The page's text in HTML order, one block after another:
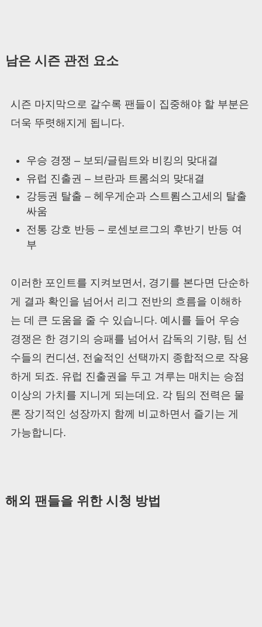
남은 시즌 관전 요소
시즌 마지막으로 갈수록 팬들이 집중해야 할 부분은
더욱 뚜렷해지게 됩니다.
우승 경쟁 – 보되/글림트와 비킹의 맞대결
유럽 진출권 – 브란과 트롬쇠의 맞대결
강등권 탈출 – 헤우게순과 스트룀스고세의 탈출
싸움
전통 강호 반등 – 로센보르그의 후반기 반등 여
부
이러한 포인트를 지켜보면서, 경기를 본다면 단순하
게 결과 확인을 넘어서 리그 전반의 흐름을 이해하
는 데 큰 도움을 줄 수 있습니다. 예시를 들어 우승
경쟁은 한 경기의 승패를 넘어서 감독의 기량, 팀 선
수들의 컨디션, 전술적인 선택까지 종합적으로 작용
하게 되죠. 유럽 진출권을 두고 겨루는 매치는 승점
이상의 가치를 지니게 되는데요. 각 팀의 전력은 물
론 장기적인 성장까지 함께 비교하면서 즐기는 게
가능합니다.
해외 팬들을 위한 시청 방법